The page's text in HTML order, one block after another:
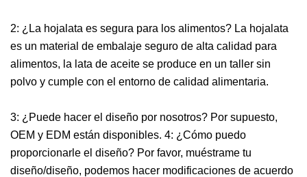
2: ¿La hojalata es segura para los alimentos? La hojalata
es un material de embalaje seguro de alta calidad para
alimentos, la lata de aceite se produce en un taller sin
polvo y cumple con el entorno de calidad alimentaria.
3: ¿Puede hacer el diseño por nosotros? Por supuesto,
OEM y EDM están disponibles. 4: ¿Cómo puedo
proporcionarle el diseño? Por favor, muéstrame tu
diseño/diseño, podemos hacer modificaciones de acuerdo